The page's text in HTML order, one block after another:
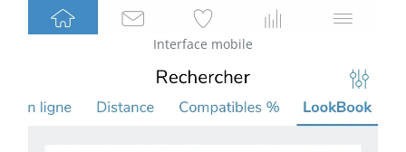
Interface mobile